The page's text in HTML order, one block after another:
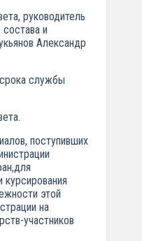
руководитель
и
Александр
службы
поступивших
этой
на
участников